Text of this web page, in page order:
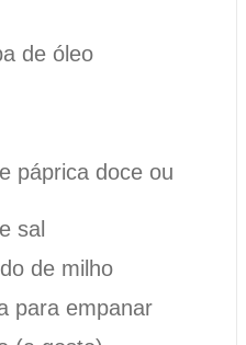
de óleo
páprica doce ou
sal
de milho
para empanar